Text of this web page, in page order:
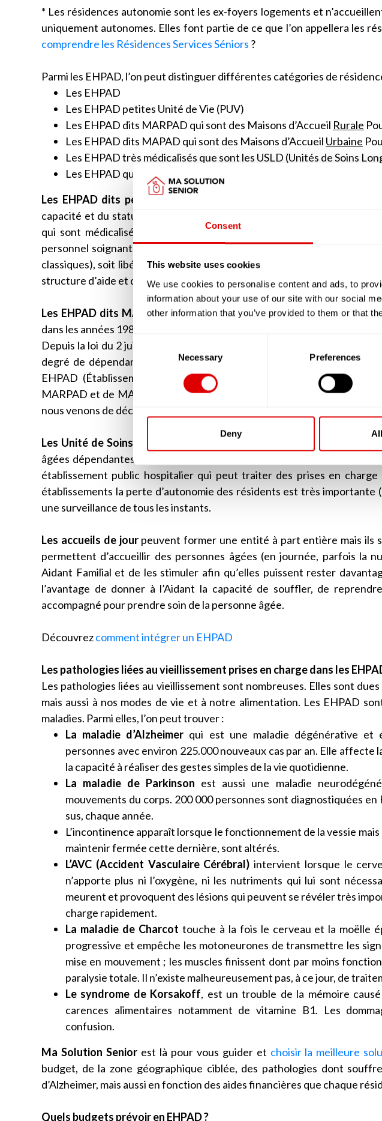
Consent
This website uses cookies
We use cookies to personalise content and ads, to
information about your use of our site with our social
other information that you’ve provided to them or that
Consent
Necessary Preferences
Deny
* Les résidences autonomie sont les ex-foyers logements et
uniquement autonomes. Elles font partie de ce que l’on appellera les
comprendre les Résidences Services Séniors ?
Parmi les EHPAD, l’on peut distinguer différentes catégories de
Les EHPAD
Les EHPAD petites Unité de Vie (PUV)
Les EHPAD dits MARPAD qui sont des Maisons d’Accueil Rurale
Les EHPAD dits MAPAD qui sont des Maisons d’Accueil Urbaine
Les EHPAD très médicalisés que sont les USLD (Unités de Soins
Les EHPAD qui disposent d’unité d’accueil de jour ou de nuit.
Les EHPAD dits petites unité de vie (PUV)
capacité et du statut des intervenants soignants. Elles ne comptent
qui sont médicalisées. Les chambres peuvent s’apparenter à des
personnel soignant, à la différence des EHPAD classiques, peut être
classiques), soit libéral auquel cas le résident fait appel à ses services,
structure d’aide et de soins à domicile (SAAD ou SSIAD ou SPASAD).
Les EHPAD dits MARPAD ou MAPADétaient en réalité les EHPAD
dans les années 1980 et 1990. Ces résidences ne pouvaient accueillir plus
Depuis la loi du 2 juillet 2002, les résidences qui ont une capacité
degré de dépendance de ses résidents est évalué par la grille AGGIR
EHPAD (Établissement d’Hébergement pour Personnes Âgées
MARPAD et de MAPAD aujourd’hui, en réalité ce sont des EHPAD ou
nous venons de décrire.
Les Unité de Soins de Suite et de Longue Durée (USLD)
âgées dépendantes de plus de 60 ans. A la différence des EHPAD, les
établissement public hospitalier qui peut traiter des prises en
établissements la perte d’autonomie des résidents est très importante
une surveillance de tous les instants.
Les accueils de jourpeuvent former une entité à part entière mais ils
permettent d’accueillir des personnes âgées (en journée, parfois la
Aidant Familial et de les stimuler afin qu’elles puissent rester
l’avantage de donner à l’Aidant la capacité de souffler, de
accompagné pour prendre soin de la personne âgée.
Découvrezcomment intégrer un EHPAD
Les pathologies liées au vieillissement prises en charge dans les
Les pathologies liées au vieillissement sont nombreuses. Elles sont
mais aussi à nos modes de vie et à notre alimentation. Les EHPAD
maladies. Parmi elles, l’on peut trouver :
La maladie d’Alzheimer qui est une maladie dégénérative et
personnes avec environ 225.000 nouveaux cas par an. Elle affecte
la capacité à réaliser des gestes simples de la vie quotidienne.
La maladie de Parkinson est aussi une maladie
mouvements du corps. 200 000 personnes sont diagnostiquées
sus, chaque année.
L’incontinence apparaît lorsque le fonctionnement de la vessie
maintenir fermée cette dernière, sont altérés.
L’AVC (Accident Vasculaire Cérébral) intervient lorsque le
n’apporte plus ni l’oxygène, ni les nutriments qui lui sont
meurent et provoquent des lésions qui peuvent se révéler très
charge rapidement.
La maladie de Charcot touche à la fois le cerveau et la moëlle
progressive et empêche les motoneurones de transmettre les
mise en mouvement ; les muscles finissent dont par moins
paralysie totale. Il n’existe malheureusement pas, à ce jour, de
Le syndrome de Korsakoff, est un trouble de la mémoire causé
carences alimentaires notamment de vitamine B1. Les
confusion.
Ma Solution Seniorest là pour vous guider et choisir la meilleure
budget, de la zone géographique ciblée, des pathologies dont
d’Alzheimer, mais aussi en fonction des aides financières que chaque
Quels budgets prévoir en EHPAD ?